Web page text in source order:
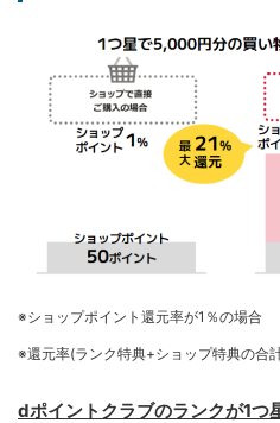
※ショップポイント還元率が1％の場合
※還元率(ランク特典+ショップ特典の合
dポイントクラブのランクが1